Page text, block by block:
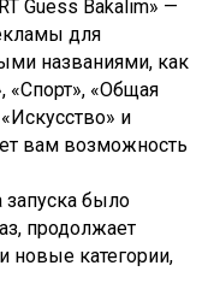
Guess Bakalım» —
для
названиями, как
«Спорт», «Общая
и
вам возможность
было
продолжает
новые категории,